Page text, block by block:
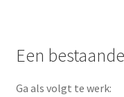
Een
Ga als volgt te werk: